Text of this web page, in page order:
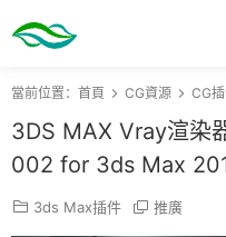
當前位置： 首頁 CG資源 CG
3DS MAX Vray渲染
002 for 3ds Max
3ds Max插件 推廣